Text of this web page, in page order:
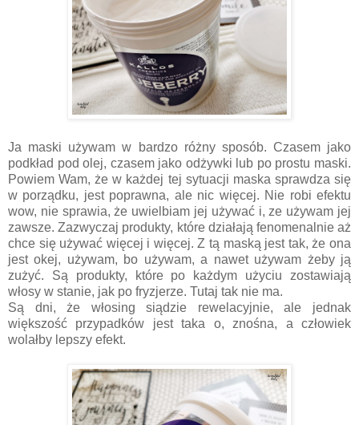
Ja maski używam w bardzo różny sposób. Czasem jako
podkład pod olej, czasem jako odżywki lub po prostu maski.
Powiem Wam, że w każdej tej sytuacji maska sprawdza się
w porządku, jest poprawna, ale nic więcej. Nie robi efektu
wow, nie sprawia, że uwielbiam jej używać i, ze używam jej
zawsze. Zazwyczaj produkty, które działają fenomenalnie aż
chce się używać więcej i więcej. Z tą maską jest tak, że ona
jest okej, używam, bo używam, a nawet używam żeby ją
zużyć. Są produkty, które po każdym użyciu zostawiają
włosy w stanie, jak po fryzjerze. Tutaj tak nie ma.
Są dni, że włosing siądzie rewelacyjnie, ale jednak
większość przypadków jest taka o, znośna, a człowiek
wolałby lepszy efekt.